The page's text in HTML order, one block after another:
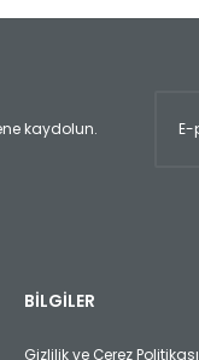
kaydolun.
BİLGİLER
Gizlilik ve Çerez Politikası